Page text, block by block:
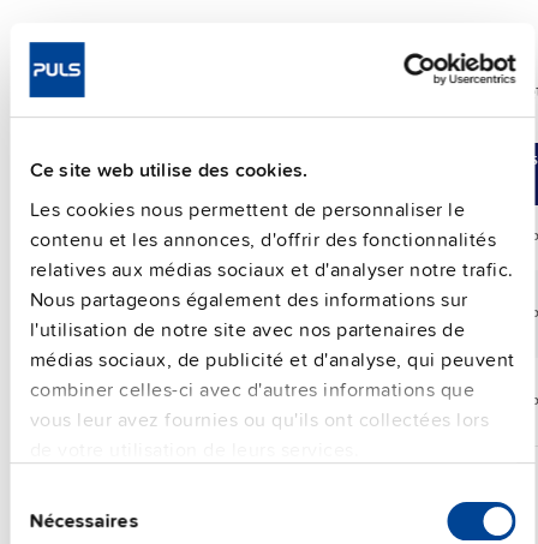
Ce site web utilise des cookies.
Les cookies nous permettent de personnaliser le
contenu et les annonces, d'offrir des fonctionnalités
relatives aux médias sociaux et d'analyser notre trafic.
Nous partageons également des informations sur
l'utilisation de notre site avec nos partenaires de
médias sociaux, de publicité et d'analyse, qui peuvent
combiner celles-ci avec d'autres informations que
vous leur avez fournies ou qu'ils ont collectées lors
duNécessaires
Alimentation monophasée avec tension d’entrée haute
indices de protection IP54, IP65 et IP67
Comparer Réf. d’article
FPH500.241-002-101 24 V 25 A 24-28 Vdc
FPH500.245-024-103
FPH500.245-047-104 24 V 25 A 24-28 Vdc